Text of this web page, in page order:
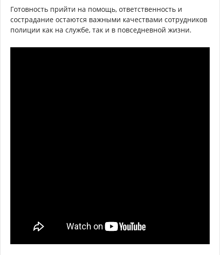
Готовность прийти на помощь, ответственность и
сострадание остаются важными качествами сотрудников
полиции как на службе, так и в повседневной жизни.